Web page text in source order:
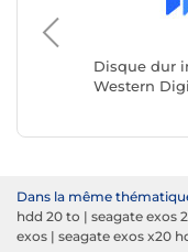
Disque dur
Western
Dans la même
hdd 20 to | seagate exos
exos | seagate exos x20